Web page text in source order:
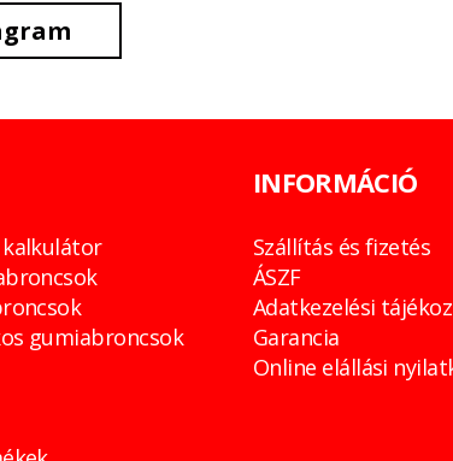
gumiabroncsok
INFORMÁCIÓ
Szállítás és fizetés
ÁSZF
Adatkezelési
Garancia
Online elállási